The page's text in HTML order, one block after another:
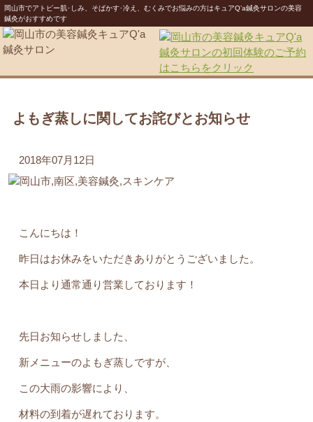
岡山市でアトピー肌･しみ、そばかす･冷え、むくみでお悩みの方はキュアQ’a鍼灸サロンの美容
鍼灸がおすすめです
よもぎ蒸しに関してお詫びとお知らせ
2018年07月12日
こんにちは！
昨日はお休みをいただきありがとうございました。
本日より通常通り営業しております！
先日お知らせしました、
新メニューのよもぎ蒸しですが、
この大雨の影響により、
材料の到着が遅れております。